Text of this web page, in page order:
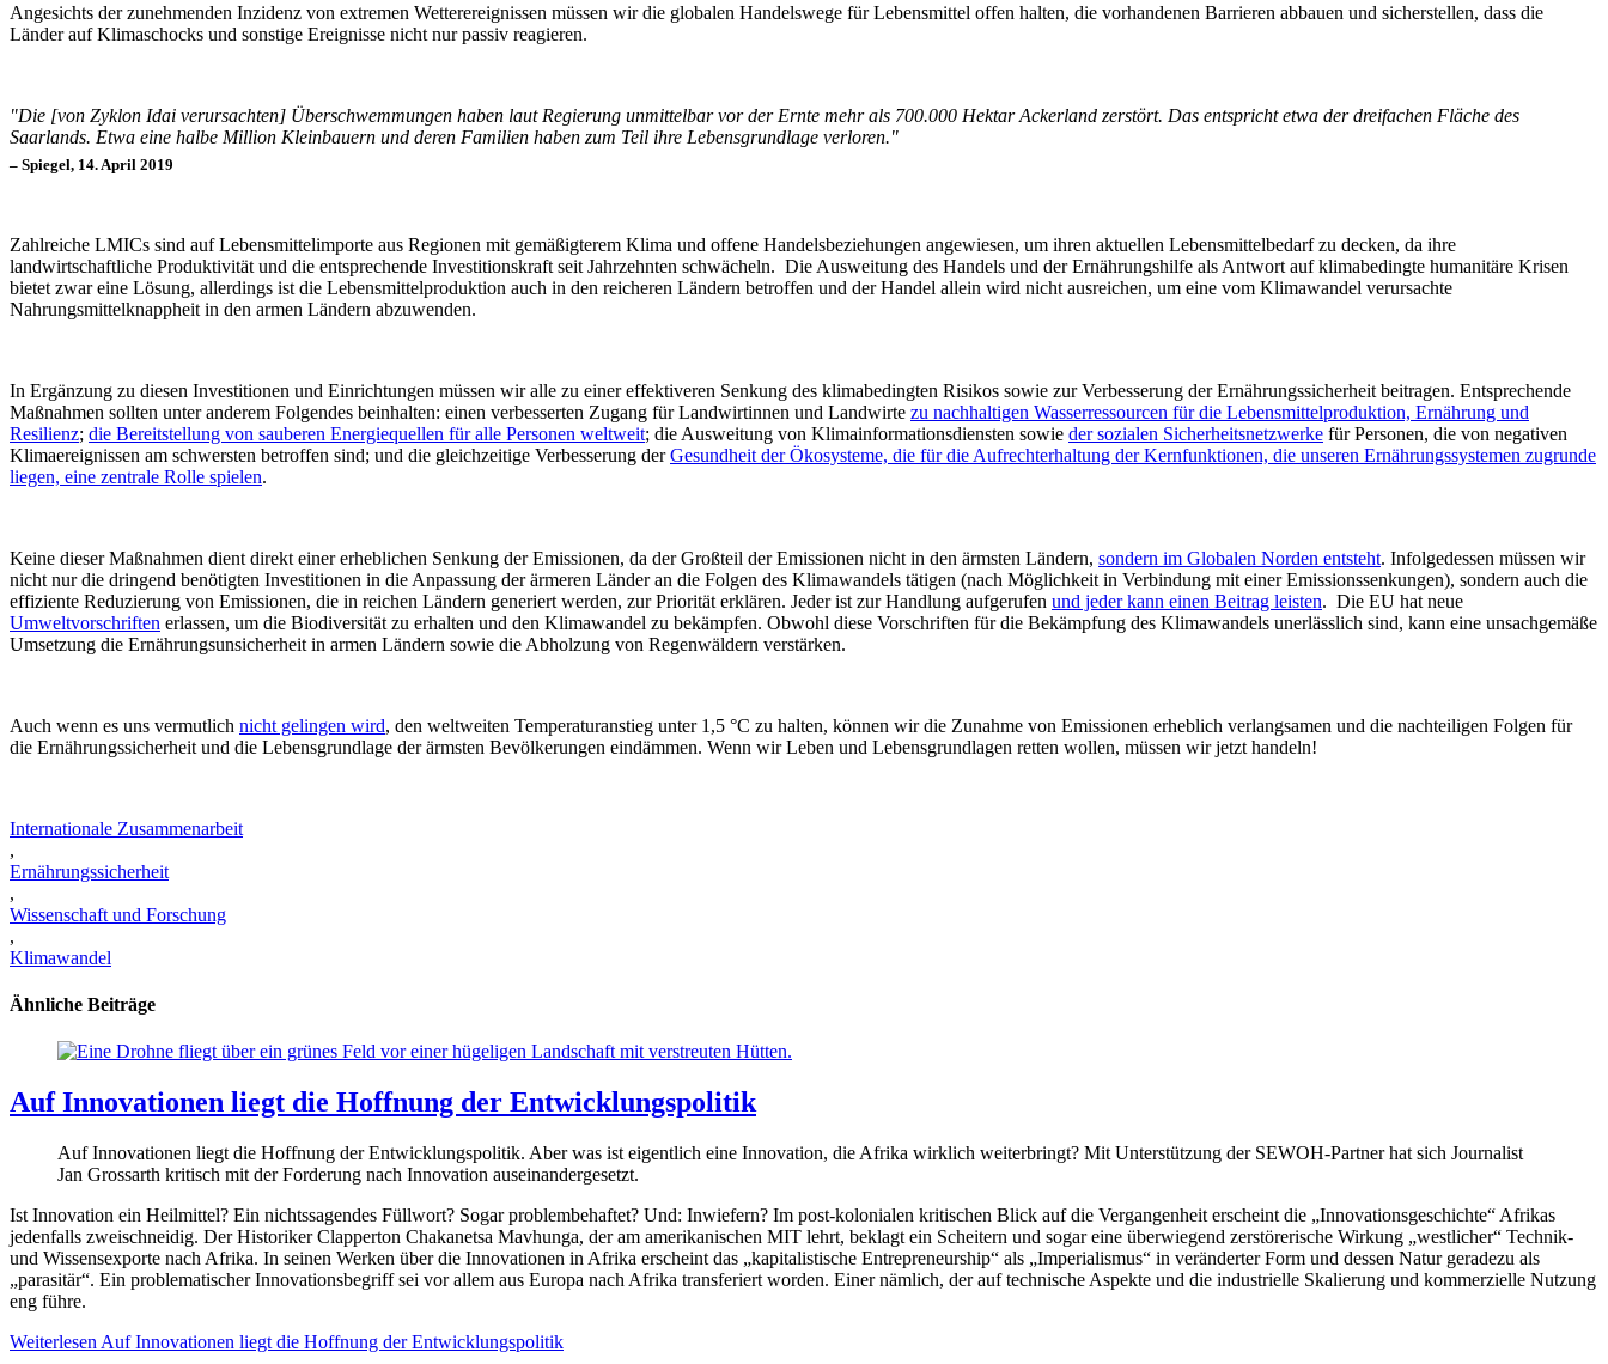
Angesichts der zunehmenden Inzidenz von extremen Wetterereignissen müssen wir die globalen Handelswege für Lebensmittel offen halten, die vorhandenen Barrieren abbauen und sicherstellen, dass die
Länder auf Klimaschocks und sonstige Ereignisse nicht nur passiv reagieren.
"Die [von Zyklon Idai verursachten] Überschwemmungen haben laut Regierung unmittelbar vor der Ernte mehr als 700.000 Hektar Ackerland zerstört. Das entspricht etwa der dreifachen Fläche des
Saarlands. Etwa eine halbe Million Kleinbauern und deren Familien haben zum Teil ihre Lebensgrundlage verloren."
– Spiegel, 14. April 2019
Zahlreiche LMICs sind auf Lebensmittelimporte aus Regionen mit gemäßigterem Klima und offene Handelsbeziehungen angewiesen, um ihren aktuellen Lebensmittelbedarf zu decken, da ihre
landwirtschaftliche Produktivität und die entsprechende Investitionskraft seit Jahrzehnten schwächeln. Die Ausweitung des Handels und der Ernährungshilfe als Antwort auf klimabedingte humanitäre Krisen
bietet zwar eine Lösung, allerdings ist die Lebensmittelproduktion auch in den reicheren Ländern betroffen und der Handel allein wird nicht ausreichen, um eine vom Klimawandel verursachte
Nahrungsmittelknappheit in den armen Ländern abzuwenden.
In Ergänzung zu diesen Investitionen und Einrichtungen müssen wir alle zu einer effektiveren Senkung des klimabedingten Risikos sowie zur Verbesserung der Ernährungssicherheit beitragen. Entsprechende
Maßnahmen sollten unter anderem Folgendes beinhalten: einen verbesserten Zugang für Landwirtinnen und Landwirte zu nachhaltigen Wasserressourcen für die Lebensmittelproduktion, Ernährung und
Resilienz; die Bereitstellung von sauberen Energiequellen für alle Personen weltweit; die Ausweitung von Klimainformationsdiensten sowie der sozialen Sicherheitsnetzwerke für Personen, die von negativen
Klimaereignissen am schwersten betroffen sind; und die gleichzeitige Verbesserung derGesundheit der Ökosysteme, die für die Aufrechterhaltung der Kernfunktionen, die unseren Ernährungssystemen zugrunde
liegen, eine zentrale Rolle spielen.
Keine dieser Maßnahmen dient direkt einer erheblichen Senkung der Emissionen, da der Großteil der Emissionen nicht in den ärmsten Ländern, sondern im Globalen Norden entsteht. Infolgedessen müssen wir
nicht nur die dringend benötigten Investitionen in die Anpassung der ärmeren Länder an die Folgen des Klimawandels tätigen (nach Möglichkeit in Verbindung mit einer Emissionssenkungen), sondern auch die
effiziente Reduzierung von Emissionen, die in reichen Ländern generiert werden, zur Priorität erklären. Jeder ist zur Handlung aufgerufen und jeder kann einen Beitrag leisten. Die EU hat neue
Umweltvorschriften erlassen, um die Biodiversität zu erhalten und den Klimawandel zu bekämpfen. Obwohl diese Vorschriften für die Bekämpfung des Klimawandels unerlässlich sind, kann eine unsachgemäße
Umsetzung die Ernährungsunsicherheit in armen Ländern sowie die Abholzung von Regenwäldern verstärken.
Auch wenn es uns vermutlich nicht gelingen wird, den weltweiten Temperaturanstieg unter 1,5 °C zu halten, können wir die Zunahme von Emissionen erheblich verlangsamen und die nachteiligen Folgen für
die Ernährungssicherheit und die Lebensgrundlage der ärmsten Bevölkerungen eindämmen. Wenn wir Leben und Lebensgrundlagen retten wollen, müssen wir jetzt handeln!
Internationale Zusammenarbeit
,
Ernährungssicherheit
,
Wissenschaft und Forschung
,
Klimawandel
Ähnliche Beiträge
Auf Innovationen liegt die Hoffnung der Entwicklungspolitik
Auf Innovationen liegt die Hoffnung der Entwicklungspolitik. Aber was ist eigentlich eine Innovation, die Afrika wirklich weiterbringt? Mit Unterstützung der SEWOH-Partner hat sich Journalist
Jan Grossarth kritisch mit der Forderung nach Innovation auseinandergesetzt.
Ist Innovation ein Heilmittel? Ein nichtssagendes Füllwort? Sogar problembehaftet? Und: Inwiefern? Im post-kolonialen kritischen Blick auf die Vergangenheit erscheint die „Innovationsgeschichte“ Afrikas
jedenfalls zweischneidig. Der Historiker Clapperton Chakanetsa Mavhunga, der am amerikanischen MIT lehrt, beklagt ein Scheitern und sogar eine überwiegend zerstörerische Wirkung „westlicher“ Technik-
und Wissensexporte nach Afrika. In seinen Werken über die Innovationen in Afrika erscheint das „kapitalistische Entrepreneurship“ als „Imperialismus“ in veränderter Form und dessen Natur geradezu als
„parasitär“. Ein problematischer Innovationsbegriff sei vor allem aus Europa nach Afrika transferiert worden. Einer nämlich, der auf technische Aspekte und die industrielle Skalierung und kommerzielle Nutzung
eng führe.
Weiterlesen Auf Innovationen liegt die Hoffnung der Entwicklungspolitik